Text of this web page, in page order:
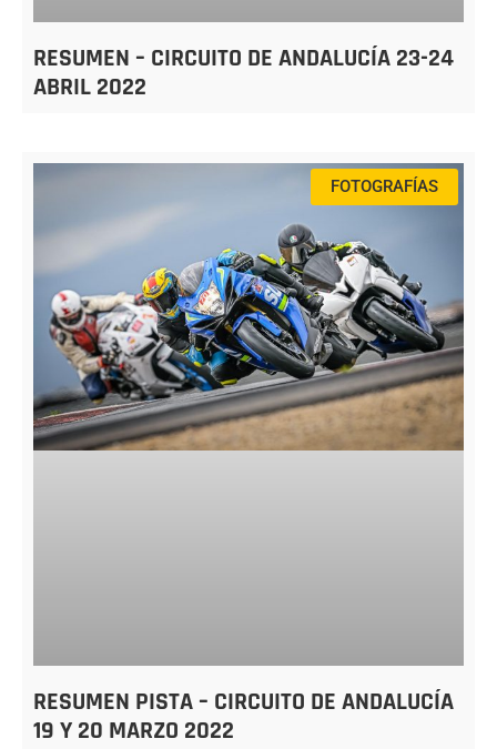
RESUMEN – CIRCUITO DE ANDALUCÍA 23-24
ABRIL 2022
FOTOGRAFÍAS
RESUMEN PISTA – CIRCUITO DE ANDALUCÍA
19 Y 20 MARZO 2022